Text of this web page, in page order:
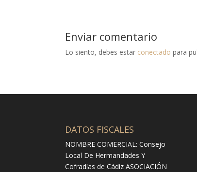
Enviar comentario
Lo siento, debes estar conectado para
DATOS FISCALES
NOMBRE COMERCIAL: Consejo
Local De Hermandades Y
Cofradías de Cádiz ASOCIACIÓN